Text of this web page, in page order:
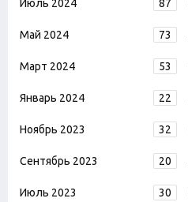
Июль 2024 87
Май 2024 73
Март 2024 53
Январь 2024 22
Ноябрь 2023 32
Сентябрь 2023 20
Июль 2023 30